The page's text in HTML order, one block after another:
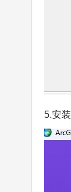
5.安